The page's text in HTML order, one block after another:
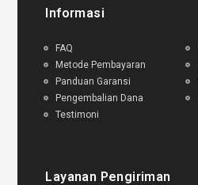
Informasi
FAQ
Metode Pembayaran
Panduan Garansi
Pengembalian Dana
Testimoni
Layanan Pengiriman